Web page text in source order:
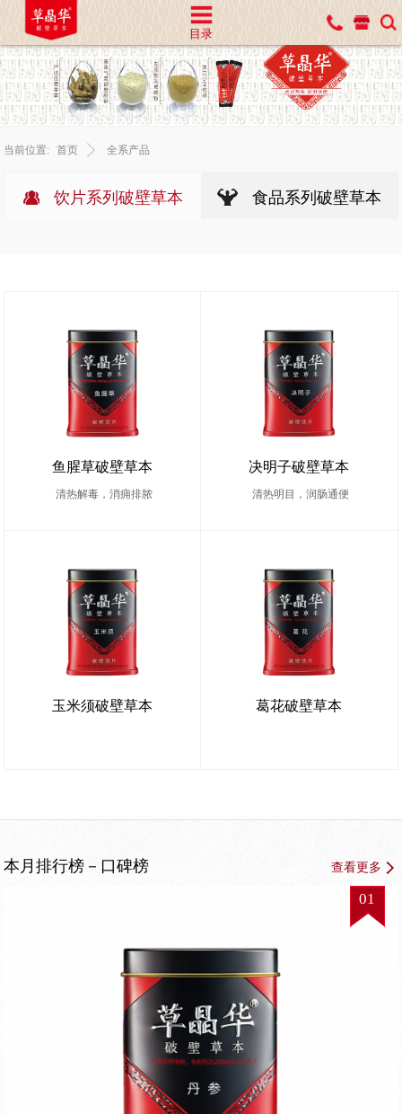
目录
当前位置: 首页 全系产品
饮片系列破壁草本 食品系列破壁草本
鱼腥草破壁草本
清热解毒，消痈排脓
决明子破壁草本
清热明目，润肠通便
玉米须破壁草本 葛花破壁草本
本月排行榜－口碑榜 查看更多
01